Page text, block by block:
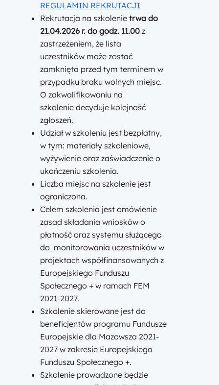
REGULAMIN REKRUTACJI
Rekrutacja na szkolenie trwa do
21.04.2026 r. do godz. 11.00 z
zastrzeżeniem, że lista
uczestników może zostać
zamknięta przed tym terminem w
przypadku braku wolnych miejsc.
O zakwalifikowaniu na
szkolenie decyduje kolejność
zgłoszeń.
Udział w szkoleniu jest bezpłatny,
w tym: materiały szkoleniowe,
wyżywienie oraz zaświadczenie o
ukończeniu szkolenia.
Liczba miejsc na szkolenie jest
ograniczona.
Celem szkolenia jest omówienie
zasad składania wniosków o
płatność oraz systemu służącego
do monitorowania uczestników w
projektach współfinansowanych z
Europejskiego Funduszu
Społecznego + w ramach FEM
2021-2027.
Szkolenie skierowane jest do
beneficjentów programu Fundusze
Europejskie dla Mazowsza 2021-
2027 w zakresie Europejskiego
Funduszu Społecznego +.
Szkolenie prowadzone będzie